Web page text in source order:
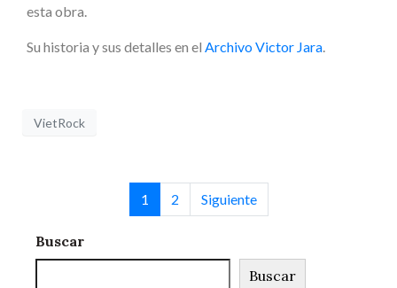
esta obra.
Su historia y sus detalles en el Archivo Victor Jara.
VietRock
1 2 Siguiente
Buscar
Buscar